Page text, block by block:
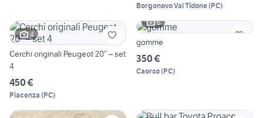
Borgonovo Val Tidone(PC)
4
Cerchi originali Peugeot 20” – set
4
450 €
Piacenza (PC)
6
gomme
350 €
Caorso(PC)